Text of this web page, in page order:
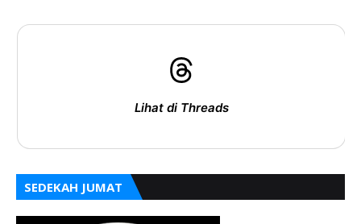
Lihat di Threads
SEDEKAH JUMAT